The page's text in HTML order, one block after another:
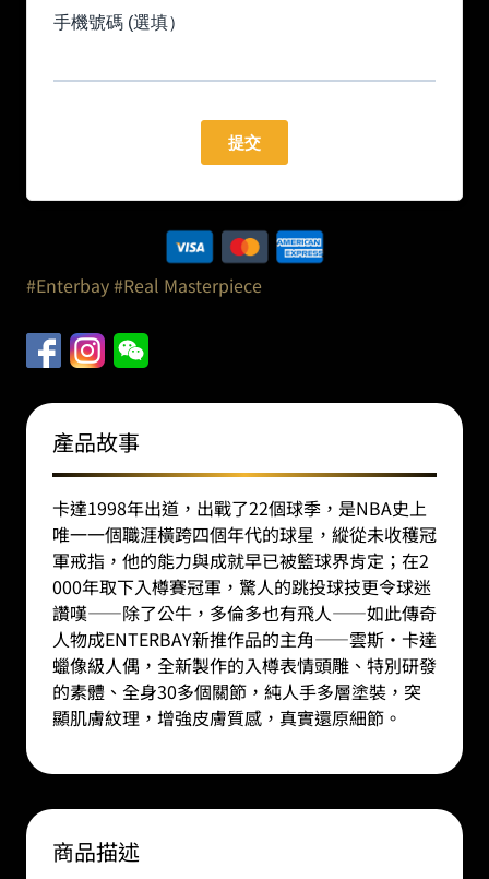
#Enterbay#Real Masterpiece
產品故事
卡達1998年出道，出戰了22個球季，是NBA史上
唯一一個職涯橫跨四個年代的球星，縱從未收穫冠
軍戒指，他的能力與成就早已被籃球界肯定；在2
000年取下入樽賽冠軍，驚人的跳投球技更令球迷
讚嘆——除了公牛，多倫多也有飛人——如此傳奇
人物成ENTERBAY新推作品的主角——雲斯·卡達
蠟像級人偶，全新製作的入樽表情頭雕、特別研發
的素體、全身30多個關節，純人手多層塗裝，突
顯肌膚紋理，增強皮膚質感，真實還原細節。
商品描述